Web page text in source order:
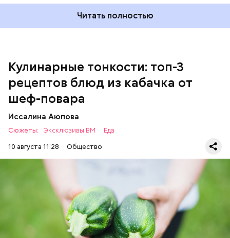
Читать полностью
Кулинарные тонкости: топ-3
рецептов блюд из кабачка от
шеф-повара
Иссалина Аюпова
Сюжеты: Эксклюзивы ВМ
Еда
10 августа 11:28
Общество
Что понадобится:
Баклажан — 1 шт.
Помидор — 2 шт.
Сыр адыгейский —200 гр.
РЕЦЕПТЫ